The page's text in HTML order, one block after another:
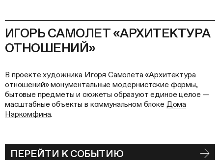
ИГОРЬ САМОЛЕТ «АРХИТЕКТУРА
ОТНОШЕНИЙ»
В проекте художника Игоря Самолета «Архитектура
отношений» монументальные модернистские формы,
бытовые предметы и сюжеты образуют единое целое —
масштабные объекты в коммунальном блоке Дома
Наркомфина.
ПЕРЕЙТИ К СОБЫТИЮ